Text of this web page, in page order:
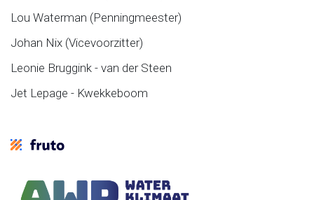
Lou Waterman (Penningmeester)
Johan Nix (Vicevoorzitter)
Leonie Bruggink - van der Steen
Jet Lepage - Kwekkeboom